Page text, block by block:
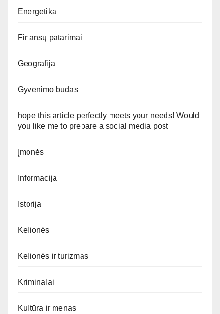
Energetika
Finansų patarimai
Geografija
Gyvenimo būdas
hope this article perfectly meets your needs! Would
you like me to prepare a social media post
Įmonės
Informacija
Istorija
Kelionės
Kelionės ir turizmas
Kriminalai
Kultūra ir menas